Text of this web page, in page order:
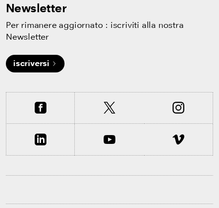
Newsletter
Per rimanere aggiornato : iscriviti alla nostra
Newsletter
iscriversi